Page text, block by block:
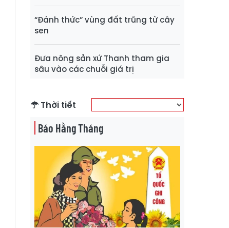
“Đánh thức” vùng đất trũng từ cây
sen
Đưa nông sản xứ Thanh tham gia
sâu vào các chuỗi giá trị
Thời tiết
Báo Hằng Tháng